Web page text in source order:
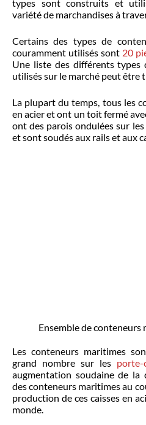
types sont construits et
variété de marchandises à
Certains des types de
couramment utilisés sont 20
Une liste des différents types
utilisés sur le marché peut être
La plupart du temps, tous les
en acier et ont un toit fermé
ont des parois ondulées sur
et sont soudés aux rails et aux
Ensemble de conteneurs
Les conteneurs maritimes
grand nombre sur les porte-
augmentation soudaine de la
des conteneurs maritimes au
production de ces caisses en
monde.